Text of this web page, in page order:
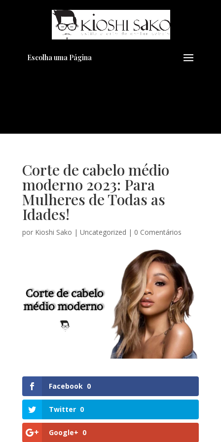
Escolha uma Página
Corte de cabelo médio
moderno 2023: Para
Mulheres de Todas as
Idades!
por Kioshi Sako | Uncategorized | 0 Comentários
Facebook 0
Twitter 0
Google+ 0
Pensando em transformar seu
Visual??